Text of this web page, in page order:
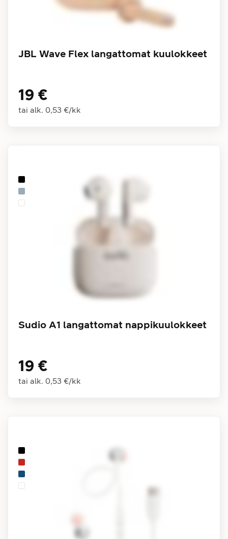
JBL Wave Flex langattomat kuulokkeet
19 €
tai alk. 0,53 €/kk
Sudio A1 langattomat nappikuulokkeet
19 €
tai alk. 0,53 €/kk